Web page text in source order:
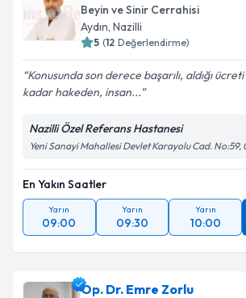
Beyin ve Sinir Cerrahisi
Aydın, Nazilli
5 (12 Değerlendirme)
Konusunda son derece başarılı, aldığı
kadar hakeden, insan...
Nazilli Özel Referans Hastanesi
Yeni Sanayi Mahallesi Devlet Karayolu Cad.
En Yakın Saatler
Yarın
09:00
Yarın
09:30
Yarın
10:00
Op. Dr. Emre Zorlu